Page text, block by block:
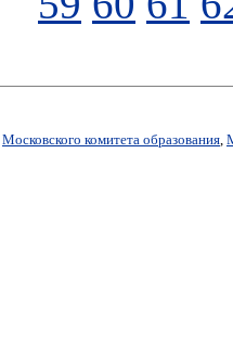
Московского комитета образования,